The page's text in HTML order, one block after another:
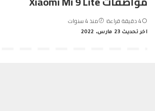
4 دقيقة قراءة منذ 4 سنوات
اخر تحديث 23 مارس، 2022